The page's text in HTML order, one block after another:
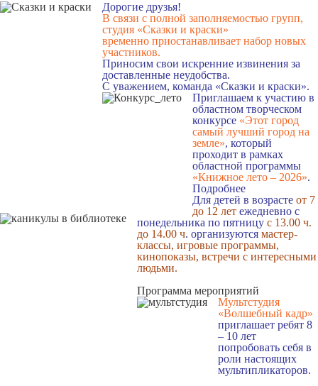
Дорогие друзья!
В связи с полной заполняемостью групп,
студия «Сказки и краски»
временно приостанавливает набор новых
участников.
Приносим свои искренние извинения за
доставленные неудобства.
С уважением, команда «Сказки и краски».
Приглашаем к участию в
областном творческом
конкурсе «Этот город
самый лучший город на
земле», который
проходит в рамках
областной программы
«Книжное лето – 2026».
Подробнее
Для детей в возрасте от 7
до 12 лет ежедневно с
понедельника по пятницу с 13.00 ч.
до 14.00 ч. организуются мастер-
классы, игровые программы,
кинопоказы, встречи с интересными
людьми.
Программа мероприятий
Мультстудия
«Волшебный кадр»
приглашает ребят 8
– 10 лет
попробовать себя в
роли настоящих
мультипликаторов.